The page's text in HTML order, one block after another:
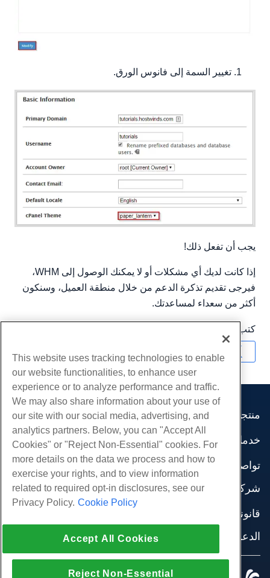
تغيير السمة إلى فانوس الورق.
يجب أن تفعل ذلك!
إذا كانت لديك أي مشكلات أو لا يمكنك الوصول إلى WHM،
فيرجى تقديم تذكرة الدعم من خلال منطقة العميل، وسنكون
أكثر من سعداء لمساعدتك.
كتب بواسطة
منتجات
استضافة الموقع
استضافة الأعمال
موزع استضافة
موزع العلامة البيضاء
إدارة لينكس VPS
لينكس غير المدارة VPS
نوافذ غير مُدارة VPS
خوادم السحابة
موازن التحميل
خدمات
هجرات الموقع
تواصل اجتماعي
وثائق المنتج
مدونة
شركة
اتصل بنا
مراكز البيانات
صحافة
إنضم لبرنامج
قانوني
شروط الخدمة
تطبيق القانون
الدعم
الدردشة الحية معنا
افتح تذكرة الدعم
This website uses tracking technologies to enable
our website functionalities, to enhance user
experience or to analyze performance and traffic.
We may also share information about your use of
our site with our social media, advertising, and
analytics partners. Below, you can "Accept All
Cookies" or "Reject Non-Essential" cookies. For
more details on the data we process and how to
exercise your rights, and to view information
related to required opt-in disclosures, see our
Privacy Policy. Cookie Policy
Accept All Cookies
Reject Non-Essential